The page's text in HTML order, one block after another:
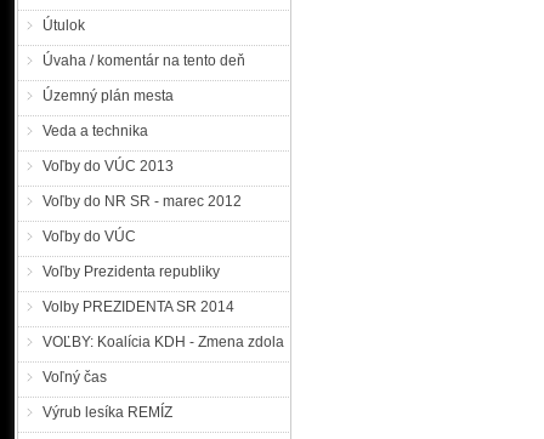
Útulok
Úvaha / komentár na tento deň
Územný plán mesta
Veda a technika
Voľby do VÚC 2013
Voľby do NR SR - marec 2012
Voľby do VÚC
Voľby Prezidenta republiky
Volby PREZIDENTA SR 2014
VOĽBY: Koalícia KDH - Zmena zdola
Voľný čas
Výrub lesíka REMÍZ